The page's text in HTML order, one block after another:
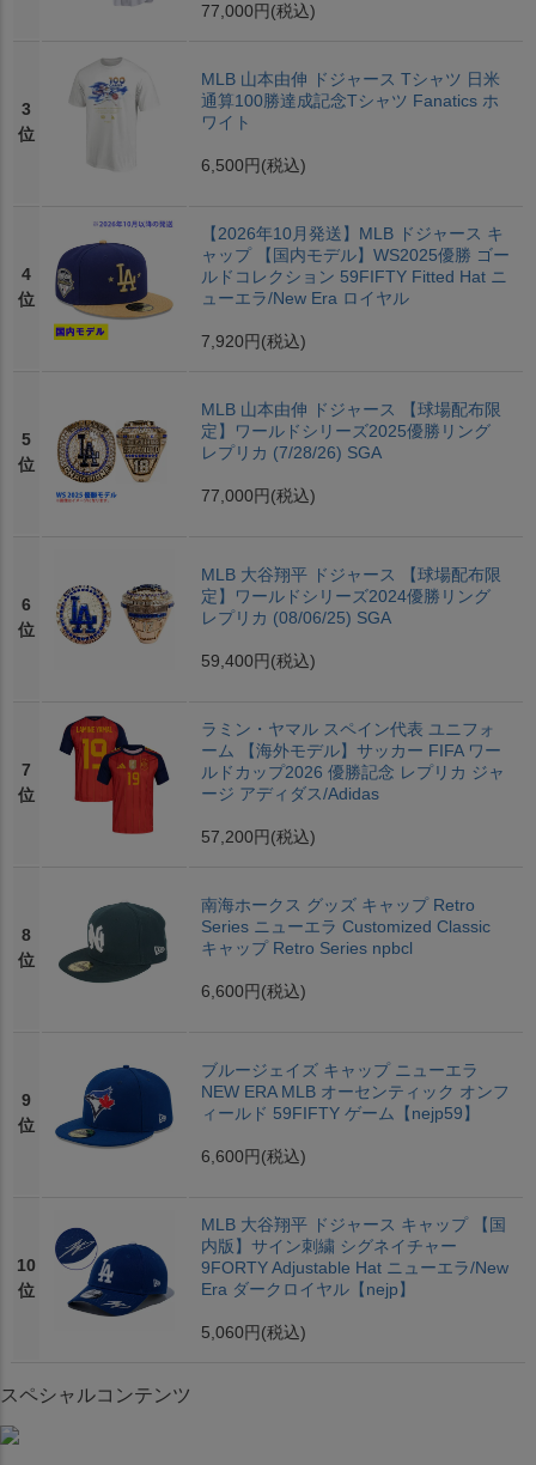
77,000円 (税込)
3
位
MLB 山本由伸 ドジャース Tシャツ 日米
通算100勝達成記念Tシャツ Fanatics ホ
ワイト
6,500円 (税込)
4
位
【2026年10月発送】MLB ドジャース キ
ャップ 【国内モデル】WS2025優勝 ゴー
ルドコレクション 59FIFTY Fitted Hat ニ
ューエラ/New Era ロイヤル
7,920円 (税込)
5
位
MLB 山本由伸 ドジャース 【球場配布限
定】ワールドシリーズ2025優勝リング
レプリカ (7/28/26) SGA
77,000円 (税込)
6
位
MLB 大谷翔平 ドジャース 【球場配布限
定】ワールドシリーズ2024優勝リング
レプリカ (08/06/25) SGA
59,400円 (税込)
7
位
ラミン・ヤマル スペイン代表 ユニフォ
ーム 【海外モデル】サッカー FIFA ワー
ルドカップ2026 優勝記念 レプリカ ジャ
ージ アディダス/Adidas
57,200円 (税込)
8
位
南海ホークス グッズ キャップ Retro
Series ニューエラ Customized Classic
キャップ Retro Series npbcl
6,600円 (税込)
9
位
ブルージェイズ キャップ ニューエラ
NEW ERA MLB オーセンティック オンフ
ィールド 59FIFTY ゲーム【nejp59】
6,600円 (税込)
10
位
MLB 大谷翔平 ドジャース キャップ 【国
内版】サイン刺繍 シグネイチャー
9FORTY Adjustable Hat ニューエラ/New
Era ダークロイヤル【nejp】
5,060円 (税込)
スペシャルコンテンツ